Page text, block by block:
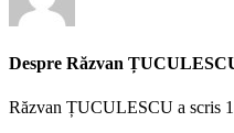
Despre Răzvan
Răzvan ȚUCULESCU a scris